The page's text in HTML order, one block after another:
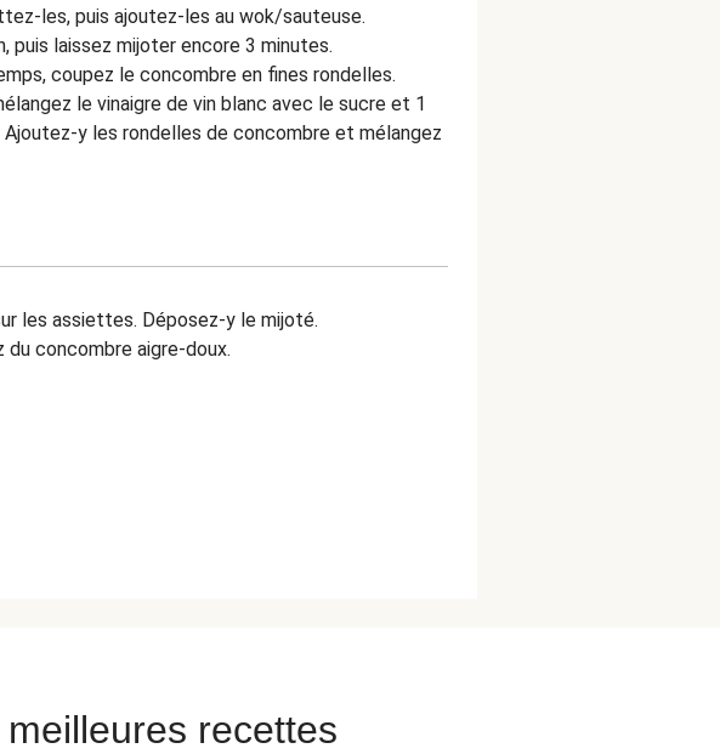
les, puis ajoutez-les au wok/sauteuse.
puis laissez mijoter encore 3 minutes.
coupez le concombre en fines rondelles.
le vinaigre de vin blanc avec le sucre et 1
Ajoutez-y les rondelles de concombre et mélangez
les assiettes. Déposez-y le mijoté.
du concombre aigre-doux.
recettes